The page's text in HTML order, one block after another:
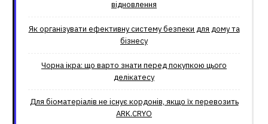
відновлення
Як організувати ефективну систему безпеки для дому та
бізнесу
Чорна ікра: що варто знати перед покупкою цього
делікатесу
Для біоматеріалів не існує кордонів, якщо їх перевозить
ARK.CRYO